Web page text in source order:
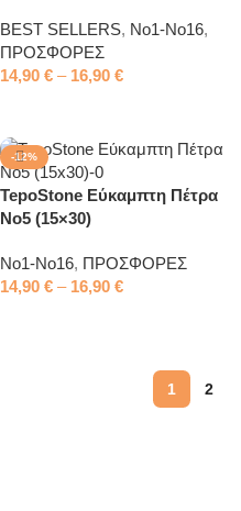
BEST SELLERS, No1-No16,
ΠΡΟΣΦΟΡΕΣ
14,90 € – 16,90 €
-12%
TepoStone Εύκαμπτη Πέτρα
No5 (15×30)
No1-No16, ΠΡΟΣΦΟΡΕΣ
14,90 € – 16,90 €
1 2